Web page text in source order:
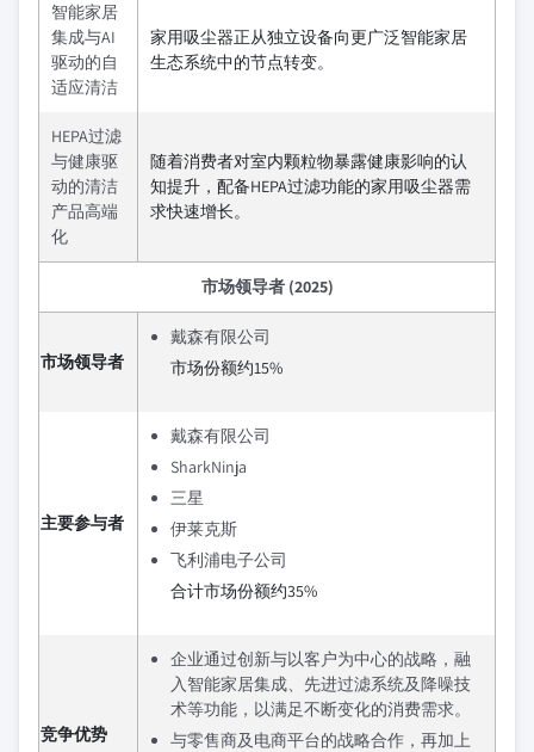
智能家居
集成与AI
驱动的自
适应清洁
家用吸尘器正从独立设备向更广泛智能家居
生态系统中的节点转变。
HEPA过滤
与健康驱
动的清洁
产品高端
化
随着消费者对室内颗粒物暴露健康影响的认
知提升，配备HEPA过滤功能的家用吸尘器需
求快速增长。
市场领导者 (2025)
市场领导者
戴森有限公司
市场份额约15%
主要参与者
戴森有限公司
SharkNinja
三星
伊莱克斯
飞利浦电子公司
合计市场份额约35%
竞争优势
企业通过创新与以客户为中心的战略，融
入智能家居集成、先进过滤系统及降噪技
术等功能，以满足不断变化的消费需求。
与零售商及电商平台的战略合作，再加上